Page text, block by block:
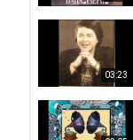
03:23